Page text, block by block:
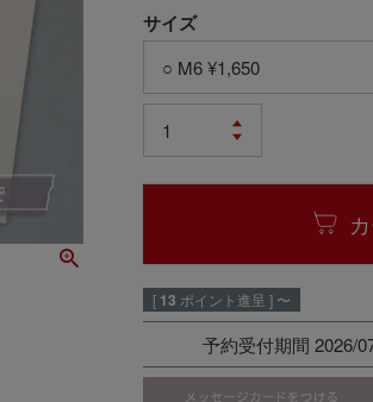
サイズ
[ 13 ポイント進呈 ] 〜
予約受付期間 2026/